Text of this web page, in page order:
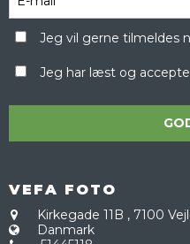
Jeg vil gerne tilmeldes
Jeg har læst og
VEFA FOTO
Kirkegade 11B , 7100
Danmark